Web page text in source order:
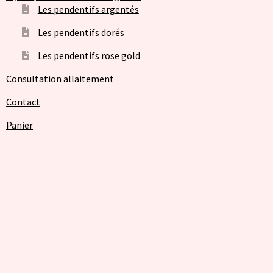
Les pendentifs argentés
Les pendentifs dorés
Les pendentifs rose gold
Consultation allaitement
Contact
Panier